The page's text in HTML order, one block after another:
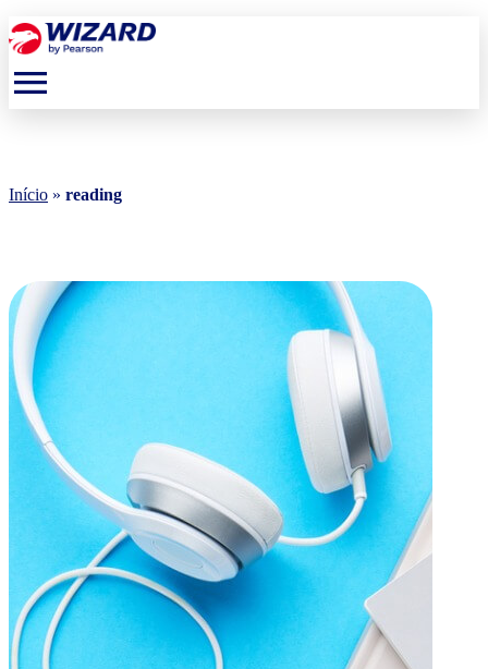
menu
Início » reading